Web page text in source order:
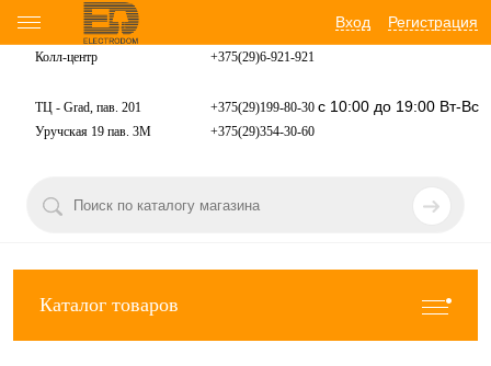
Вход Регистрация
Колл-центр +375(29)6-921-921
ТЦ - Grad, пав. 201 +375(29)199-80-30 с 10:00 до 19:00 Вт-Вс
Уручская 19 пав. 3М +375(29)354-30-60
Каталог товаров